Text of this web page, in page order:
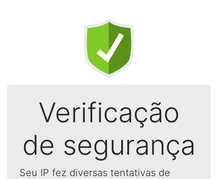
Verificação
de segurança
Seu IP fez diversas tentativas de